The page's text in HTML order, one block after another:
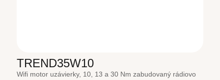
TREND35W10
Wifi motor uzávierky, 10, 13 a 30 Nm zabudovaný rádiovo